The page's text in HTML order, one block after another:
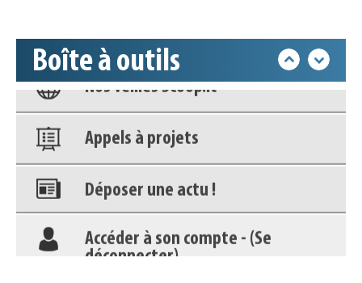
Boîte à outils
Nos veilles Scoop.it
Appels à projets
Déposer une actu !
Accéder à son compte - (Se
déconnecter)